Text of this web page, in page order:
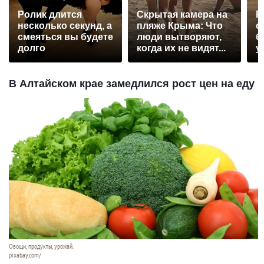
Ролик длится
несколько секунд, а
смеяться вы будете
долго
Скрытая камера на
пляже Крыма: Что
люди вытворяют,
когда их не видят...
В Алтайском крае замедлился рост цен на еду
Овощи, продукты, урожай.
pixabay.com/